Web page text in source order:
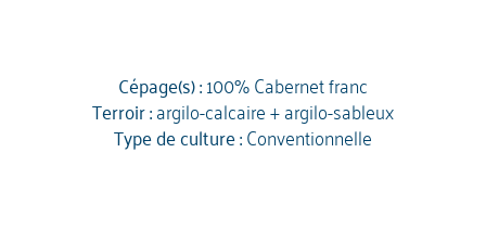
Cépage(s) :100% Cabernet franc
Terroir :argilo-calcaire + argilo-sableux
Type de culture :Conventionnelle